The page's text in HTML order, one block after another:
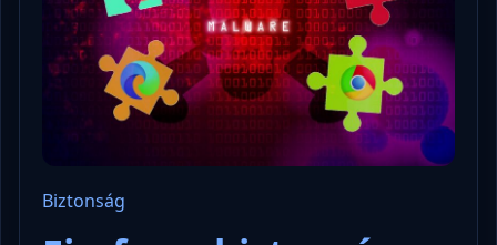
Biztonság